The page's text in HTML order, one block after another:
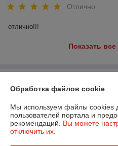
Отлично
отлично!!!
Показать
Контакты
Доставка и оплата
Обработка файлов cookie
Мы используем файлы cookies
пользователей портала и
рекомендаций. Вы можете
отключить их.